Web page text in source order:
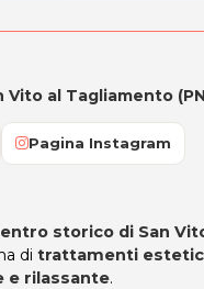
Vito al Tagliamento
Pagina Instagram
storico di San
di trattamenti
e rilassante.